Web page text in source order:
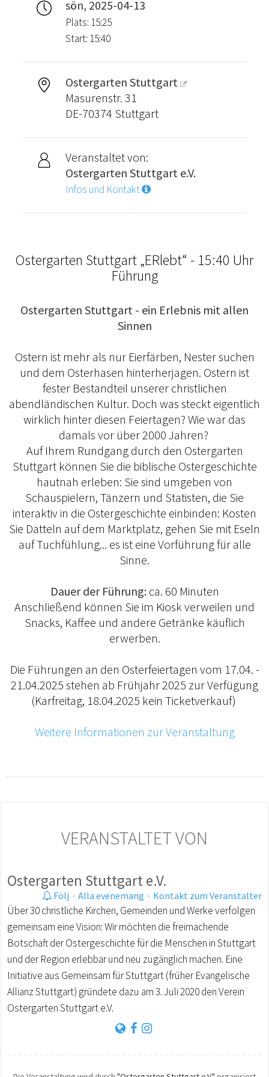
sön, 2025-04-13
Plats: 15:25
Start: 15:40
Ostergarten Stuttgart
Masurenstr. 31
DE-70374 Stuttgart
Veranstaltet von:
Ostergarten Stuttgart e.V.
Infos und Kontakt
Ostergarten Stuttgart „ERlebt“ - 15:40 Uhr
Führung
Ostergarten Stuttgart - ein Erlebnis mit allen
Sinnen
Ostern ist mehr als nur Eierfärben, Nester suchen
und dem Osterhasen hinterherjagen. Ostern ist
fester Bestandteil unserer christlichen
abendländischen Kultur. Doch was steckt eigentlich
wirklich hinter diesen Feiertagen? Wie war das
damals vor über 2000 Jahren?
Auf Ihrem Rundgang durch den Ostergarten
Stuttgart können Sie die biblische Ostergeschichte
hautnah erleben: Sie sind umgeben von
Schauspielern, Tänzern und Statisten, die Sie
interaktiv in die Ostergeschichte einbinden: Kosten
Sie Datteln auf dem Marktplatz, gehen Sie mit Eseln
auf Tuchfühlung... es ist eine Vorführung für alle
Sinne.
Dauer der Führung:ca. 60 Minuten
Anschließend können Sie im Kiosk verweilen und
Snacks, Kaffee und andere Getränke käuflich
erwerben.
Die Führungen an den Osterfeiertagen vom 17.04. -
21.04.2025 stehen ab Frühjahr 2025 zur Verfügung
(Karfreitag, 18.04.2025 kein Ticketverkauf)
Weitere Informationen zur Veranstaltung
VERANSTALTET VON
Ostergarten Stuttgart e.V.
Följ · Alla evenemang · Kontakt zum Veranstalter
Über 30 christliche Kirchen, Gemeinden und Werke verfolgen
gemeinsam eine Vision: Wir möchten die freimachende
Botschaft der Ostergeschichte für die Menschen in Stuttgart
und der Region erlebbar und neu zugänglich machen. Eine
Initiative aus Gemeinsam für Stuttgart (früher Evangelische
Allianz Stuttgart) gründete dazu am 3. Juli 2020 den Verein
Ostergarten Stuttgart e.V.